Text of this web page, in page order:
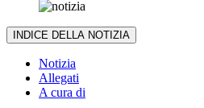
INDICE DELLA NOTIZIA
Notizia
Allegati
A cura di